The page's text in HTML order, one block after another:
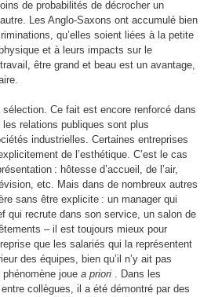
de probabilités de décrocher un
Les Anglo-Saxons ont accumulé bien
qu’elles soient liées à la petite
et à leurs impacts sur le
être grand et beau est un avantage,
Ce fait est encore renforcé dans
relations publiques sont plus
industrielles. Certaines entreprises
de l’esthétique. C’est le cas
: hôtesse d’accueil, de l’air,
etc. Mais dans de nombreux autres
sans être explicite : un manager qui
qui recrute dans son service, un salon de
– il est toujours mieux pour
que les salariés qui la représentent
des équipes, bien qu’il n’y ait pas
phénomène joue a priori . Dans les
collègues, il a été démontré par des